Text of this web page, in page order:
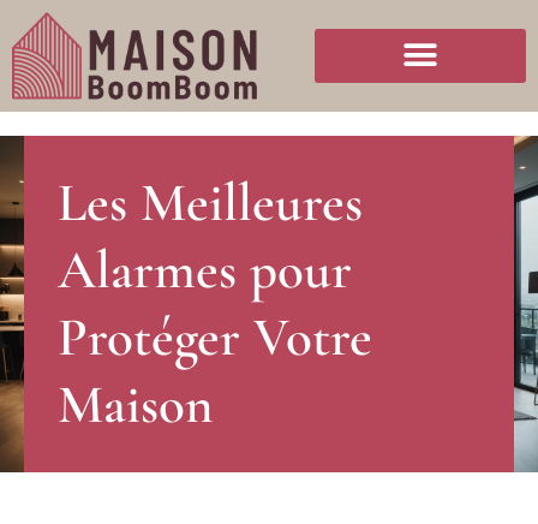
Les Meilleures
Alarmes pour
Protéger Votre
Maison